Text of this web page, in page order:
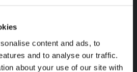
content and ads, to
and to analyse our traffic.
about your use of our site with
exclusivo para ti.